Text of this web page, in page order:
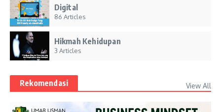
Digital
86 Articles
Hikmah Kehidupan
3 Articles
Rekomendasi View All